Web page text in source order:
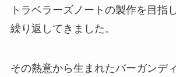
トラベラーズノートの製作を目指
繰り返してきました。
その熱意から生まれたバーガンデ